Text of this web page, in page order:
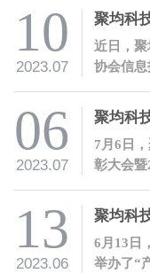
10
2023.07
近日，
协会信
公司信创
06
2023.07
7月6日
彰大会暨
13
2023.06
6月13日
举办了“